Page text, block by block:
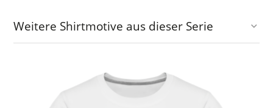
Weitere Shirtmotive aus dieser Serie